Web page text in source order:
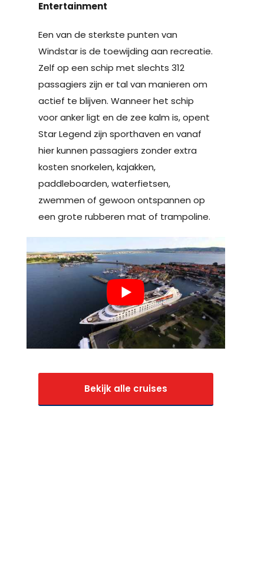
Entertainment
Een van de sterkste punten van
Windstar is de toewijding aan recreatie.
Zelf op een schip met slechts 312
passagiers zijn er tal van manieren om
actief te blijven. Wanneer het schip
voor anker ligt en de zee kalm is, opent
Star Legend zijn sporthaven en vanaf
hier kunnen passagiers zonder extra
kosten snorkelen, kajakken,
paddleboarden, waterfietsen,
zwemmen of gewoon ontspannen op
een grote rubberen mat of trampoline.
Bekijk alle cruises